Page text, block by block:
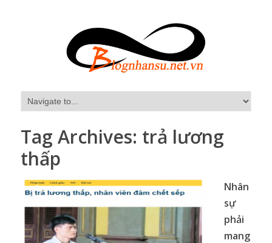
Tag Archives: trả lương
thấp
Nhân
sự
phải
mang